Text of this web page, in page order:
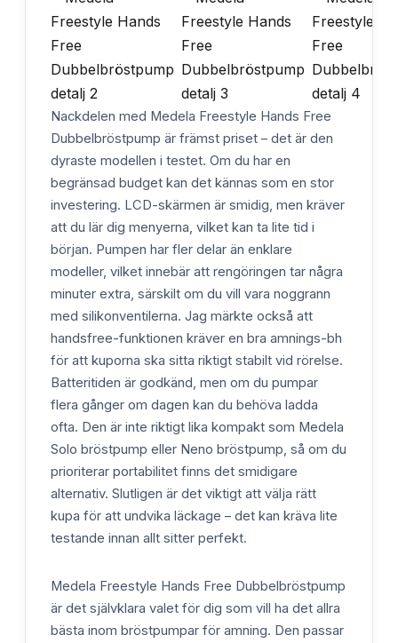
Nackdelen med Medela Freestyle Hands Free
Dubbelbröstpump är främst priset – det är den
dyraste modellen i testet. Om du har en
begränsad budget kan det kännas som en stor
investering. LCD-skärmen är smidig, men kräver
att du lär dig menyerna, vilket kan ta lite tid i
början. Pumpen har fler delar än enklare
modeller, vilket innebär att rengöringen tar några
minuter extra, särskilt om du vill vara noggrann
med silikonventilerna. Jag märkte också att
handsfree-funktionen kräver en bra amnings-bh
för att kuporna ska sitta riktigt stabilt vid rörelse.
Batteritiden är godkänd, men om du pumpar
flera gånger om dagen kan du behöva ladda
ofta. Den är inte riktigt lika kompakt som Medela
Solo bröstpump eller Neno bröstpump, så om du
prioriterar portabilitet finns det smidigare
alternativ. Slutligen är det viktigt att välja rätt
kupa för att undvika läckage – det kan kräva lite
testande innan allt sitter perfekt.
Medela Freestyle Hands Free Dubbelbröstpump
är det självklara valet för dig som vill ha det allra
bästa inom bröstpumpar för amning. Den passar